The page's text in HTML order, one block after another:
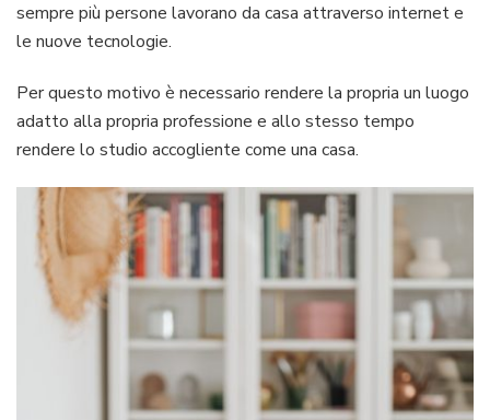
sempre più persone lavorano da casa attraverso internet e
le nuove tecnologie.
Per questo motivo è necessario rendere la propria un luogo
adatto alla propria professione e allo stesso tempo
rendere lo studio accogliente come una casa.